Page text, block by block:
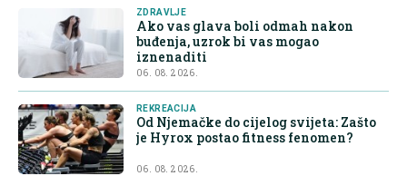
ZDRAVLJE
Ako vas glava boli odmah nakon
buđenja, uzrok bi vas mogao
iznenaditi
06. 08. 2026.
REKREACIJA
Od Njemačke do cijelog svijeta: Zašto
je Hyrox postao fitness fenomen?
06. 08. 2026.